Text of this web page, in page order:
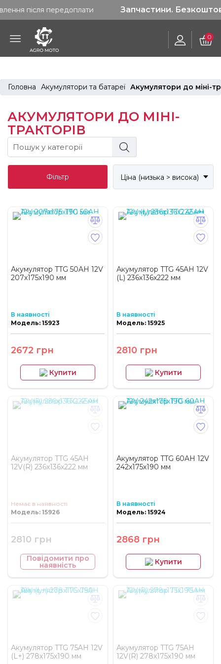
передоплати Запчастини. Безкоштовна
0
Головна Акумулятори та батареї Акумулятори до міні-
АКУМУЛЯТОРИ ДО МІНІ-
ТРАКТОРІВ
Фільтр Ціна (низька > висока)
Акумулятор TTG 50AH 12V
207х175х190 мм
В наявності
Модель: 15923
2672 грн
Купити
Акумулятор TTG 45AH 12V
(L) 236х136х222 мм
В наявності
Модель: 15925
2810 грн
Купити
Акумулятор TTG 45AH
12V(R) 236х136х222 мм
Немає в наявності
Модель: 15926
2810 грн
Повідомити про
наявність
Акумулятор TTG 60AH 12V
242х175х190 мм
В наявності
Модель: 15924
2868 грн
Купити
Акумулятор TTG 75AH 12V
(L+) 278х175х190 мм
Акумулятор TTG 75AH
12V(R) 278х175х190 мм